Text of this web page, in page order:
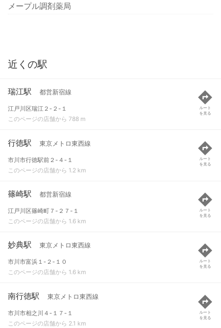
メープル調剤薬局
近くの駅
瑞江駅 都営新宿線
江戸川区瑞江２-２-１
このページの店舗から 788 m
ルート
を見る
行徳駅 東京メトロ東西線
市川市行徳駅前２-４-１
このページの店舗から 1.2 km
ルート
を見る
篠崎駅 都営新宿線
江戸川区篠崎町７-２７-１
このページの店舗から 1.6 km
ルート
を見る
妙典駅 東京メトロ東西線
市川市富浜１-２-１０
このページの店舗から 1.6 km
ルート
を見る
南行徳駅 東京メトロ東西線
市川市相之川４-１７-１
このページの店舗から 2.1 km
ルート
を見る